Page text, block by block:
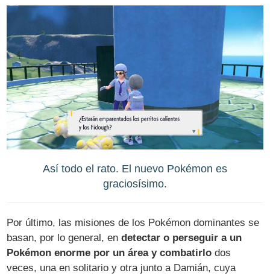
Así todo el rato. El nuevo Pokémon es
graciosísimo.
Por último, las misiones de los Pokémon dominantes se
basan, por lo general, endetectar o perseguir a un
Pokémon enorme por un área y combatirlo dos
veces, una en solitario y otra junto a Damián, cuya